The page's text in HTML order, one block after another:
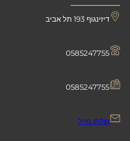
דיזינגוף 193 תל אביב
0585247755
0585247755
שלחו מייל